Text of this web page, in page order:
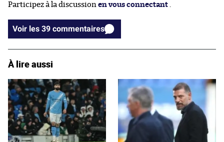
Participez à la discussion en vous connectant
Voir les 39 commentaires
À lire aussi